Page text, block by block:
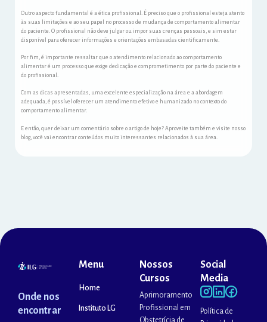
Outro aspecto fundamental é a ética profissional. É preciso que o profissional esteja atento
às suas limitações e ao seu papel no processo de mudança de comportamento alimentar
do paciente. O profissional não deve julgar ou impor suas crenças pessoais, e sim estar
disponível para oferecer informações e orientações embasadas cientificamente.
Por fim, é importante ressaltar que o atendimento relacionado ao comportamento
alimentar é um processo que exige dedicação e comprometimento por parte do paciente e
do profissional.
Com as dicas apresentadas, uma excelente especialização na área e a abordagem
adequada, é possível oferecer um atendimento efetivo e humanizado no contexto do
comportamento alimentar.
E então, quer deixar um comentário sobre o artigo de hoje? Aproveite também e visite nosso
blog, você vai encontrar conteúdos muito interessantes relacionados à sua área.
Onde nos
encontrar
Menu
Home
Instituto LG
Nossos
Cursos
Aprimoramento
Profissional em
Obstetrícia de
Social
Media
Política de